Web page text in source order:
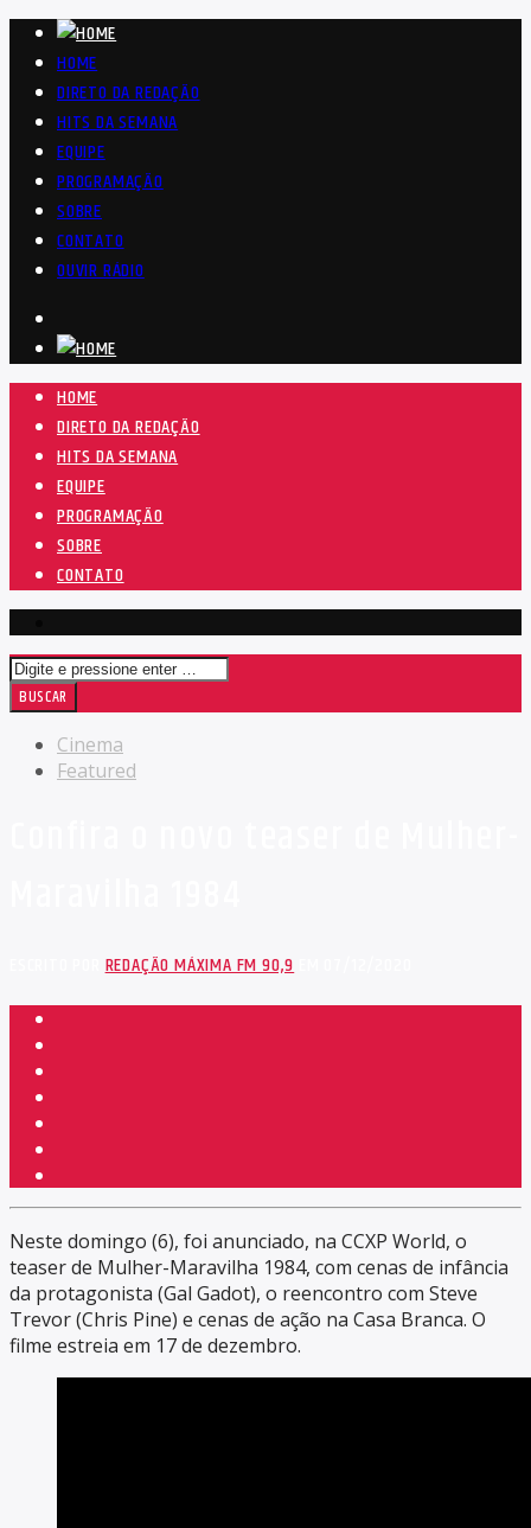
HOME
DIRETO DA REDAÇÃO
HITS DA SEMANA
EQUIPE
PROGRAMAÇÃO
SOBRE
CONTATO
OUVIR RÁDIO
HOME
DIRETO DA REDAÇÃO
HITS DA SEMANA
EQUIPE
PROGRAMAÇÃO
SOBRE
CONTATO
Cinema
Featured
ESCRITO PORREDAÇÃO MÁXIMA FM 90,9EM 07/12/2020
Neste domingo (6), foi anunciado, na CCXP World, o
teaser de Mulher-Maravilha 1984, com cenas de infância
da protagonista (Gal Gadot), o reencontro com Steve
Trevor (Chris Pine) e cenas de ação na Casa Branca. O
filme estreia em 17 de dezembro.